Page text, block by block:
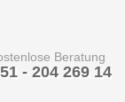
Beratung
- 204 269 14